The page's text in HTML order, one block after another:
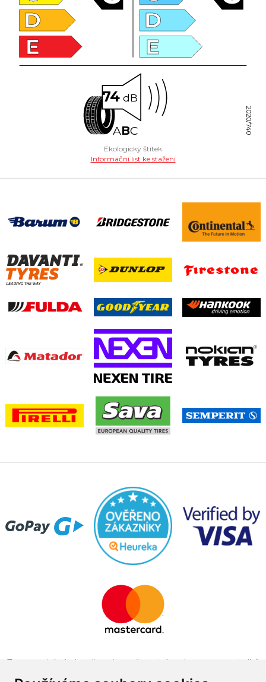
D
E
D
E
74 dB
ABC 2020/740
Ekologický štítek
Informační list ke stažení
Tento projekt byl realizován za finanční podpory z prostředků